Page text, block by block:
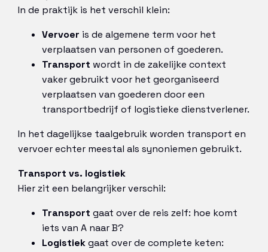
In de praktijk is het verschil klein:
Vervoer is de algemene term voor het
verplaatsen van personen of goederen.
Transport wordt in de zakelijke context
vaker gebruikt voor het georganiseerd
verplaatsen van goederen door een
transportbedrijf of logistieke dienstverlener.
In het dagelijkse taalgebruik worden transport en
vervoer echter meestal als synoniemen gebruikt.
Transport vs. logistiek
Hier zit een belangrijker verschil:
Transport gaat over de reis zelf: hoe komt
iets van A naar B?
Logistiekgaat over de complete keten: